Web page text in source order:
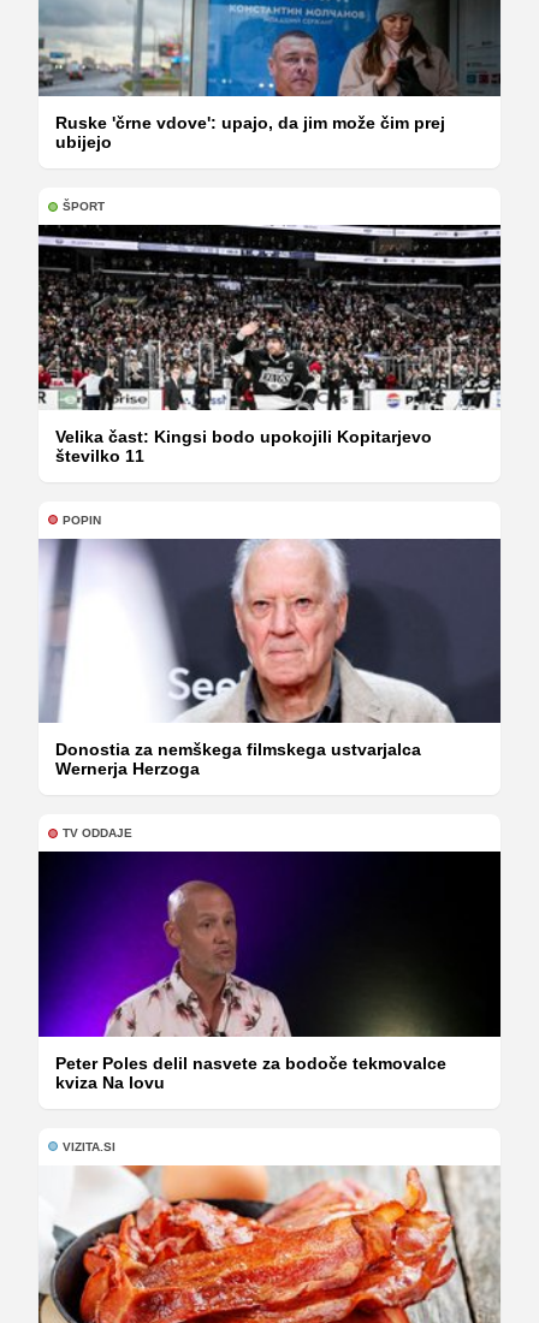
Ruske 'črne vdove': upajo, da jim može čim prej
ubijejo
ŠPORT
Velika čast: Kingsi bodo upokojili Kopitarjevo
številko 11
POPIN
Donostia za nemškega filmskega ustvarjalca
Wernerja Herzoga
TV ODDAJE
Peter Poles delil nasvete za bodoče tekmovalce
kviza Na lovu
VIZITA.SI